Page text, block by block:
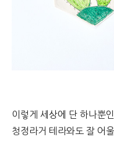
이렇게 세상에 단 하나뿐
청정라거 테라와도 잘 어